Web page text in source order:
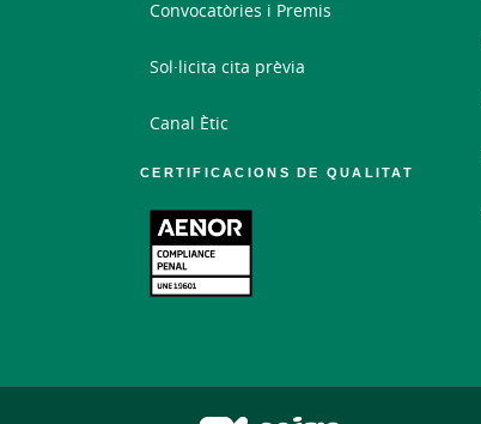
Convocatòries i Premis
Sol·licita cita prèvia
Canal Ètic
CERTIFICACIONS DE QUALITAT